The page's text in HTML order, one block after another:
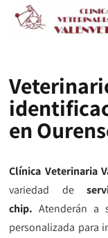
en
Clínica Veterinaria
variedad de
chip. Atenderán a
personalizada para